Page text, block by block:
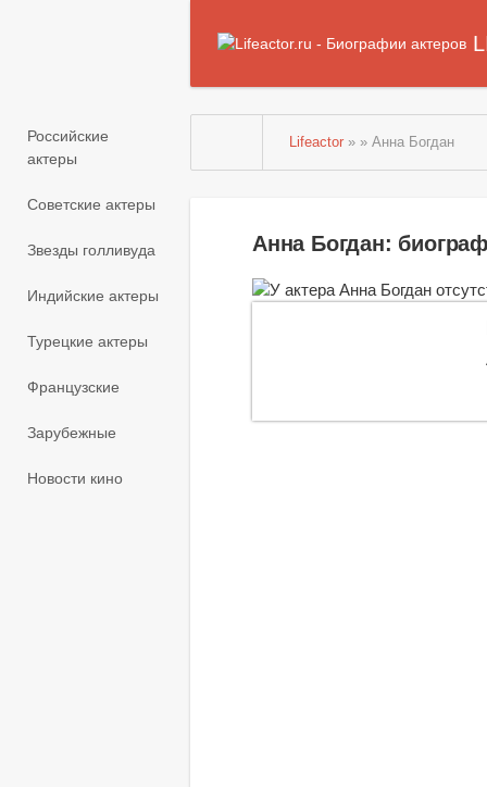
Российские
актеры
Советские актеры
Звезды голливуда
Индийские актеры
Турецкие актеры
Французские
Зарубежные
Новости кино
Lifeactor » » Анна Богдан
Анна Богдан: